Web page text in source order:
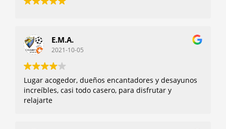
E.M.A.
2021-10-05
Lugar acogedor, dueños encantadores y desayunos
increíbles, casi todo casero, para disfrutar y
relajarte